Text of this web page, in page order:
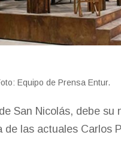
Equipo de Prensa Entur.
San Nicolás, debe
las actuales Carlos